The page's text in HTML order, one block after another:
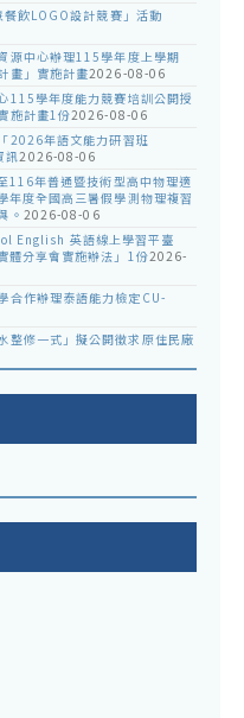
飲LOGO設計競賽」活動
源中心辦理115學年度上學期
畫」實施計畫2026-08-06
115學年度能力競賽培訓公開授
施計畫1份2026-08-06
2026年語文能力研習班
訊2026-08-06
116年普通暨技術型高中物理適
度全國高三暑假學測物理複習
。 2026-08-06
English 英語線上學習平臺
體分享會實施辦法」1份2026-
合作辦理泰語能力檢定CU-
整修一式」擬公開徵求原住民廠